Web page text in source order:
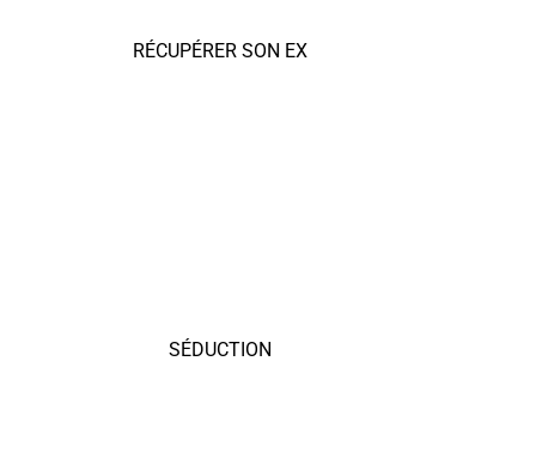
RÉCUPÉRER SON EX
SÉDUCTION